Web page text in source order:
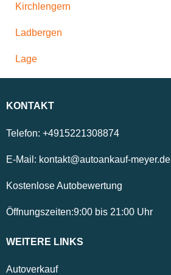
Kirchlengern
Ladbergen
Lage
KONTAKT
Telefon: +4915221308874
E-Mail: kontakt@autoankauf-meyer.de
Kostenlose Autobewertung
Öffnungszeiten:9:00 bis 21:00 Uhr
WEITERE LINKS
Autoverkauf